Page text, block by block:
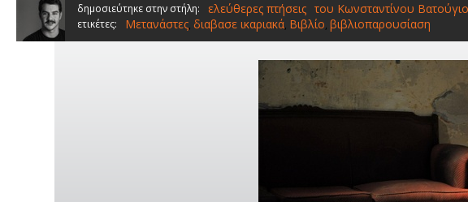
δημοσιεύτηκε στην στήλη: ελεύθερες πτήσεις του Κωνσταντίνου
ετικέτες: Μετανάστες, διαβασε ικαριακά, Βιβλίο, βιβλιοπαρουσίαση